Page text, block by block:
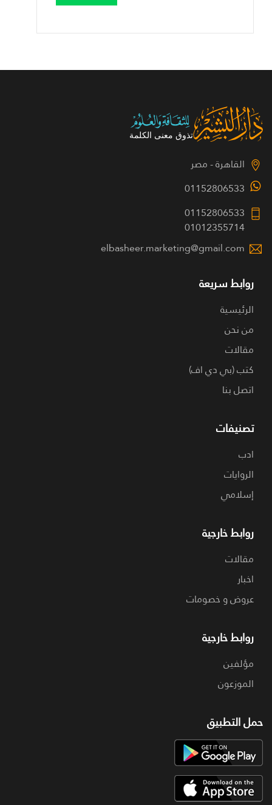
القاهرة - مصر
01152806533
01152806533
01012355714
elbasheer.marketing@gmail.com
روابط سريعة
الرئيسية
من نحن
مقالات
كتب (بي دي اف)
اتصل بنا
تصنيفات
ادب
الروايات
إسلامي
روابط خارجية
مقالات
اخبار
عروض و خصومات
روابط خارجية
مؤلفين
الموزعون
حمل التطبيق